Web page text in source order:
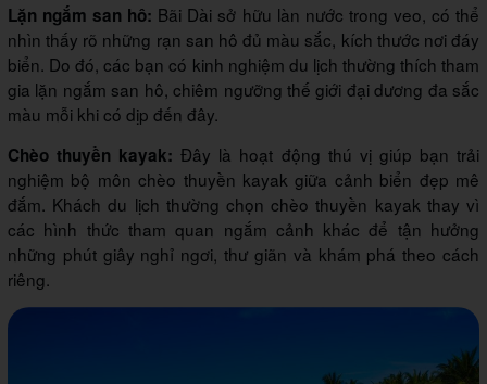
Lặn ngắm san hô: Bãi Dài sở hữu làn nước trong veo, có thể
nhìn thấy rõ những rạn san hô đủ màu sắc, kích thước nơi đáy
biển. Do đó, các bạn có kinh nghiệm du lịch thường thích tham
gia lặn ngắm san hô, chiêm ngưỡng thế giới đại dương đa sắc
màu mỗi khi có dịp đến đây.
Chèo thuyền kayak:Đây là hoạt động thú vị giúp bạn trải
nghiệm bộ môn chèo thuyền kayak giữa cảnh biển đẹp mê
đắm. Khách du lịch thường chọn chèo thuyền kayak thay vì
các hình thức tham quan ngắm cảnh khác để tận hưởng
những phút giây nghỉ ngơi, thư giãn và khám phá theo cách
riêng.